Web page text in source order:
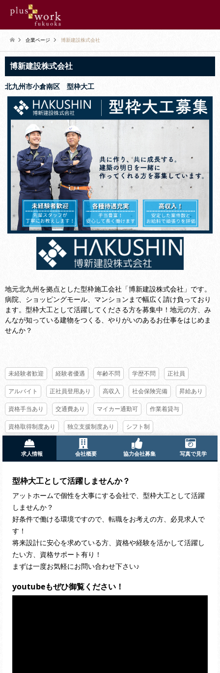
企業ページ 博新建設株式会社
博新建設株式会社
北九州市小倉南区 型枠大工
地元北九州を拠点とした型枠施工会社「博新建設株式会社」です。
病院、ショッピングモール、マンションまで幅広く請け負っており
ます。型枠大工として活躍してくださる方を募集中！地元の方、み
んなが知っている建物をつくる、やりがいのあるお仕事をはじめま
せんか？
未経験者歓迎 経験者優遇 年齢不問 学歴不問 正社員
アルバイト 正社員登用あり 高収入 社会保険完備 昇給あり
資格手当あり 交通費あり マイカー通勤可 作業着貸与
資格取得制度あり 独立支援制度あり シフト制
求人情報 会社概要 協力会社募集 写真で見学
型枠大工として活躍しませんか？
アットホームで個性を大事にする会社で、型枠大工として活躍
しませんか？
好条件で働ける環境ですので、転職をお考えの方、必見求人で
す！
将来設計に安心を求めている方、資格や経験を活かして活躍し
たい方、資格サポート有り！
まずは一度お気軽にお問い合わせ下さい♪
youtubeもぜひ御覧ください！